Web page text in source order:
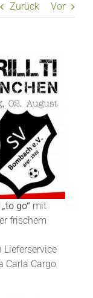
Zurück Vor
go“mit
frischem
Lieferservice
Carla Cargo